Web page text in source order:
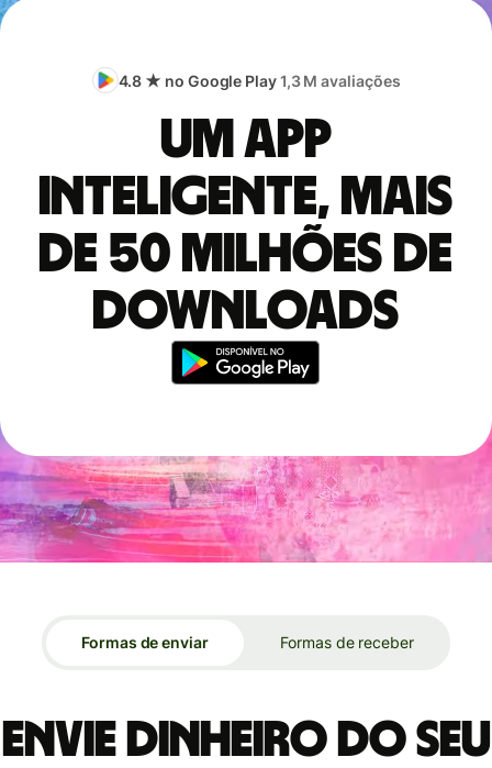
4.8 ★ no Google Play1,3 M avaliações
Um app
inteligente, mais
de 50 milhões de
downloads
Formas de enviar Formas de receber
Envie dinheiro do seu